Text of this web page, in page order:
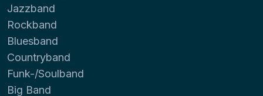
Jazzband
Rockband
Bluesband
Countryband
Funk-/Soulband
Big Band